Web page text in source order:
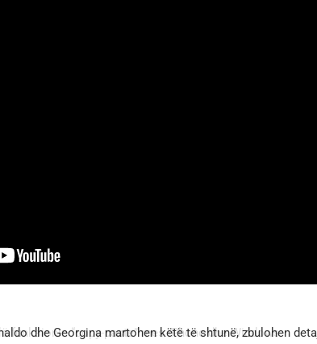
dhe Georgina martohen këtë të shtunë, zbulohen